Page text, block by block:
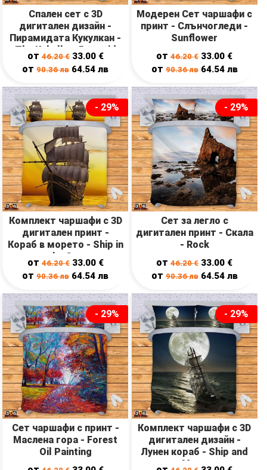
Спален сет с 3D
дигитален дизайн -
Пирамидата Кукулкан -
The Kukulkan Pyramid
от46.20€ 33.00 €
от90.36лв 64.54лв
Модерен Сет чаршафи с
принт - Слънчогледи -
Sunflower
от46.20€ 33.00 €
от 90.36лв 64.54 лв
- 29%
Комплект чаршафи с 3D
дигитален принт -
Кораб в морето - Ship in
the Sea
от46.20€ 33.00 €
от90.36лв 64.54лв
- 29%
Сет за легло с
дигитален принт - Скала
- Rock
от46.20€ 33.00 €
от 90.36лв 64.54 лв
- 29%
Сет чаршафи с принт -
Маслена гора - Forest
Oil Painting
- 29%
Комплект чаршафи с 3D
дигитален дизайн -
Лунен кораб - Ship and
Moon